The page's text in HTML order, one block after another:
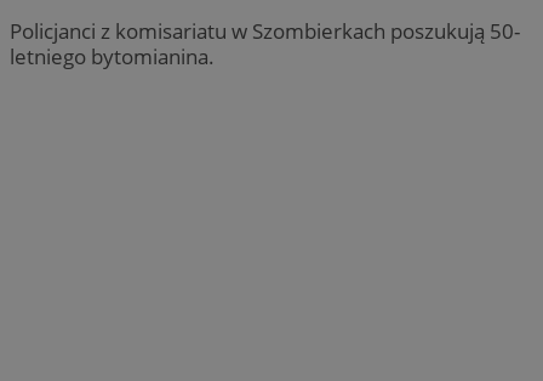
Policjanci z komisariatu w Szombierkach poszukują 50-
letniego bytomianina.